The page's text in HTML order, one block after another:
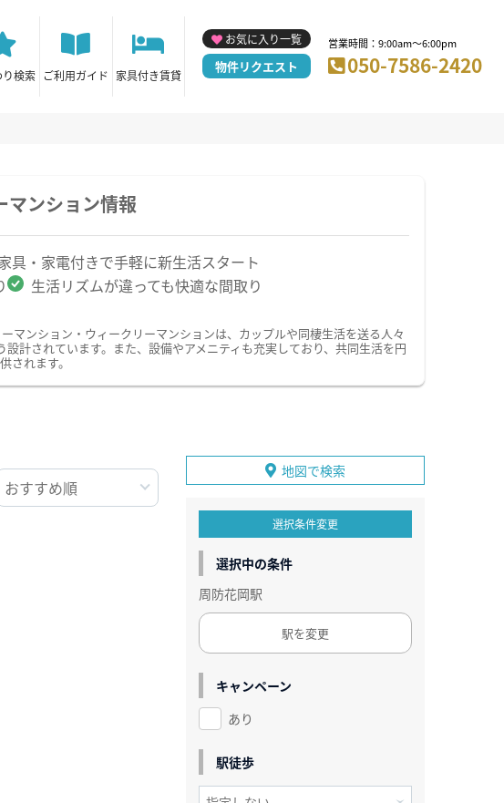
り検索 ご利用ガイド 家具付き賃貸
お気に入り一覧
物件リクエスト
営業時間：9:00am～6:00pm
050-7586-2420
マンション情報
具・家電付きで手軽に新生活スタート
生活リズムが違っても快適な間取り
マンション・ウィークリーマンションは、カップルや同棲生活を送る人々
計されています。また、設備やアメニティも充実しており、共同生活を円
されます。
地図で検索
選択条件変更
選択中の条件
周防花岡駅
駅を変更
キャンペーン
あり
駅徒歩